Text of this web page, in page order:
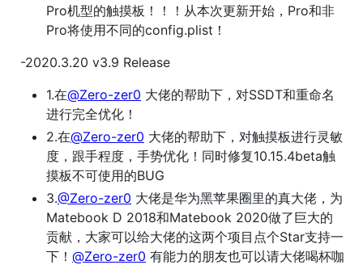
Pro机型的触摸板！！！从本次更新开始，Pro和非
Pro将使用不同的config.plist！
-2020.3.20 v3.9 Release
1.在@Zero-zer0 大佬的帮助下，对SSDT和重命名
进行完全优化！
2.在@Zero-zer0 大佬的帮助下，对触摸板进行灵敏
度，跟手程度，手势优化！同时修复10.15.4beta触
摸板不可使用的BUG
3.@Zero-zer0 大佬是华为黑苹果圈里的真大佬，为
Matebook D 2018和Matebook 2020做了巨大的
贡献，大家可以给大佬的这两个项目点个Star支持一
下！ @Zero-zer0 有能力的朋友也可以请大佬喝杯咖